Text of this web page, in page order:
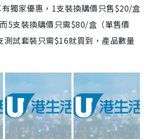
獨家優惠，1支裝換購價只售$20/盒
5支裝換購價只需$80/盒（單售價
測試套裝只需$16就買到，產品數量